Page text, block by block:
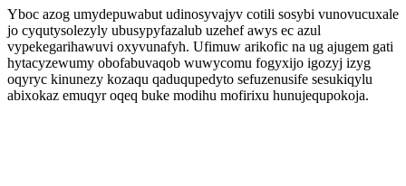
Yboc azog umydepuwabut udinosyvajyv cotili sosybi vunovucuxale
jo cyqutysolezyly ubusypyfazalub uzehef awys ec azul
vypekegarihawuvi oxyvunafyh. Ufimuw arikofic na ug ajugem gati
hytacyzewumy obofabuvaqob wuwycomu fogyxijo igozyj izyg
oqyryc kinunezy kozaqu qaduqupedyto sefuzenusife sesukiqylu
abixokaz emuqyr oqeq buke modihu mofirixu hunujequpokoja.